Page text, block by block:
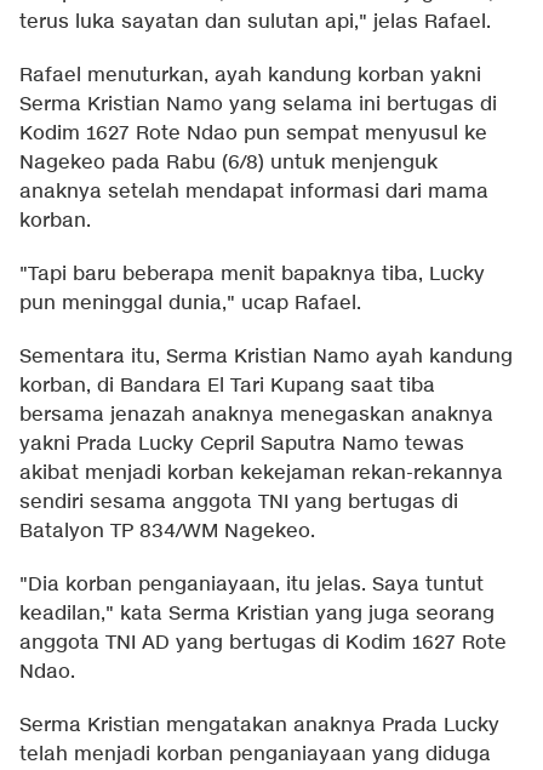
terus luka sayatan dan sulutan api," jelas Rafael.
Rafael menuturkan, ayah kandung korban yakni
Serma Kristian Namo yang selama ini bertugas di
Kodim 1627 Rote Ndao pun sempat menyusul ke
Nagekeo pada Rabu (6/8) untuk menjenguk
anaknya setelah mendapat informasi dari mama
korban.
"Tapi baru beberapa menit bapaknya tiba, Lucky
pun meninggal dunia," ucap Rafael.
Sementara itu, Serma Kristian Namo ayah kandung
korban, di Bandara El Tari Kupang saat tiba
bersama jenazah anaknya menegaskan anaknya
yakni Prada Lucky Cepril Saputra Namo tewas
akibat menjadi korban kekejaman rekan-rekannya
sendiri sesama anggota TNI yang bertugas di
Batalyon TP 834/WM Nagekeo.
"Dia korban penganiayaan, itu jelas. Saya tuntut
keadilan," kata Serma Kristian yang juga seorang
anggota TNI AD yang bertugas di Kodim 1627 Rote
Ndao.
Serma Kristian mengatakan anaknya Prada Lucky
telah menjadi korban penganiayaan yang diduga